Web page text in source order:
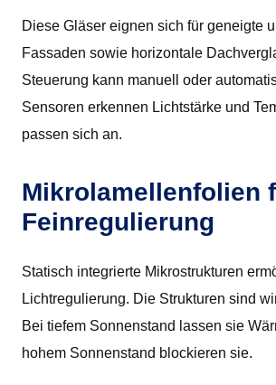
Diese Gläser eignen sich für geneigte
Fassaden sowie horizontale
Steuerung kann manuell oder
Sensoren erkennen Lichtstärke und
passen sich an.
Mikrolamellenfolien
Feinregulierung
Statisch integrierte Mikrostrukturen
Lichtregulierung. Die Strukturen sind
Bei tiefem Sonnenstand lassen sie
hohem Sonnenstand blockieren sie.